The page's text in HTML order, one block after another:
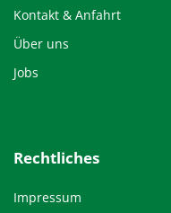
Kontakt & Anfahrt
Über uns
Jobs
Rechtliches
Impressum